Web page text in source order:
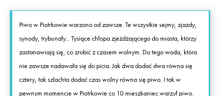
Piwo w Piotrkowie warzono od zawsze. Te wszystkie sejmy, zjazdy,
synody, trybunały... Tysiące chłopa zjeżdżającego do miasta, którzy
zastanawiają się, co zrobić z czasem wolnym. Do tego woda, która
nie zawsze nadawała się do picia. Jak dwa dodać dwa równa się
cztery, tak szlachta dodać czas wolny równa się piwo. I tak w
pewnym momencie w Piotrkowie co 10 mieszkaniec warzył piwo.